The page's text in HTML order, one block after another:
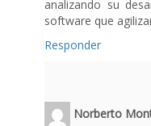
analizando su
software que
Responder
Norberto